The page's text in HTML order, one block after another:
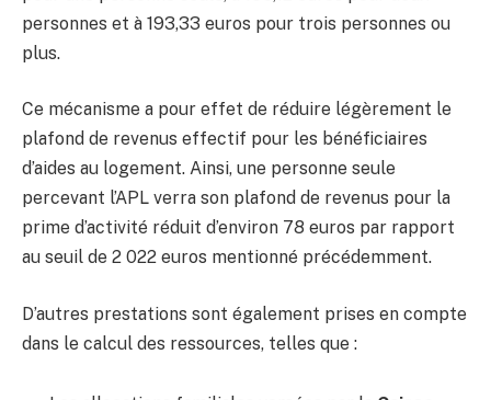
personnes et à 193,33 euros pour trois personnes ou
plus.
Ce mécanisme a pour effet de réduire légèrement le
plafond de revenus effectif pour les bénéficiaires
d’aides au logement. Ainsi, une personne seule
percevant l’APL verra son plafond de revenus pour la
prime d’activité réduit d’environ 78 euros par rapport
au seuil de 2 022 euros mentionné précédemment.
D’autres prestations sont également prises en compte
dans le calcul des ressources, telles que :